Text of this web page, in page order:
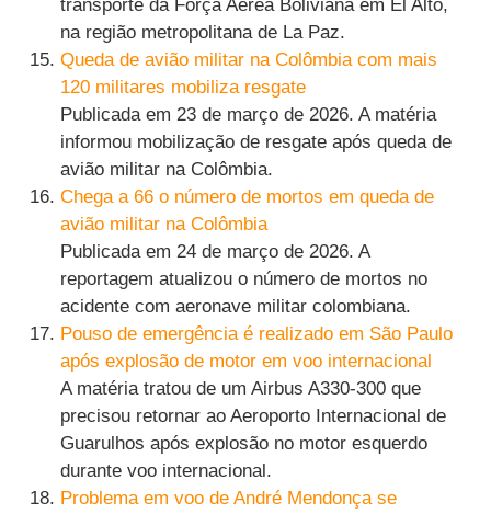
transporte da Força Aérea Boliviana em El Alto,
na região metropolitana de La Paz.
Queda de avião militar na Colômbia com mais
120 militares mobiliza resgate
Publicada em 23 de março de 2026. A matéria
informou mobilização de resgate após queda de
avião militar na Colômbia.
Chega a 66 o número de mortos em queda de
avião militar na Colômbia
Publicada em 24 de março de 2026. A
reportagem atualizou o número de mortos no
acidente com aeronave militar colombiana.
Pouso de emergência é realizado em São Paulo
após explosão de motor em voo internacional
A matéria tratou de um Airbus A330-300 que
precisou retornar ao Aeroporto Internacional de
Guarulhos após explosão no motor esquerdo
durante voo internacional.
Problema em voo de André Mendonça se